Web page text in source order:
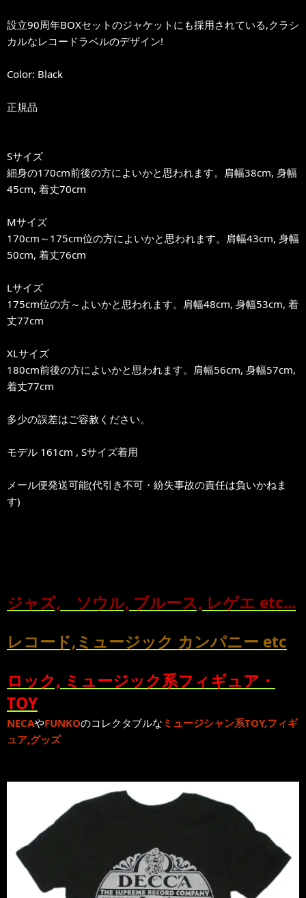
設立90周年BOXセットのジャケットにも採用されている,クラシ
カルなレコードラベルのデザイン!
Color: Black
正規品
Sサイズ
細身の170cm前後の方によいかと思われます。肩幅38cm, 身幅
45cm, 着丈70cm
Mサイズ
170cm～175cm位の方によいかと思われます。肩幅43cm, 身幅
50cm, 着丈76cm
Lサイズ
175cm位の方～よいかと思われます。肩幅48cm, 身幅53cm, 着
丈77cm
XLサイズ
180cm前後の方によいかと思われます。肩幅56cm, 身幅57cm,
着丈77cm
多少の誤差はご容赦ください。
モデル 161cm , Sサイズ着用
メール便発送可能(代引き不可・紛失事故の責任は負いかねま
す)
ジャズ, ソウル, ブルース, レゲエ etc...
レコード,ミュージック カンパニー etc
ロック, ミュージック系フィギュア・
TOY
NECAやFUNKOのコレクタブルな ミュージシャン系TOY,フィギ
ュア,グッズ